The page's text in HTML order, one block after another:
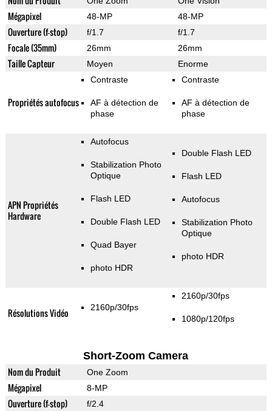
Mégapixel 48-MP 48-MP
Ouverture (f-stop) f/1.7 f/1.7
Focale (35mm) 26mm 26mm
Taille Capteur Moyen Enorme
Propriétés autofocus
Contraste
AF à détection de
phase
Contraste
AF à détection de
phase
APN Propriétés
Hardware
Autofocus
Stabilization Photo
Optique
Flash LED
Double Flash LED
Quad Bayer
photo HDR
Double Flash LED
Flash LED
Autofocus
Stabilization Photo
Optique
photo HDR
Résolutions Vidéo 2160p/30fps
2160p/30fps
1080p/120fps
Short-Zoom Camera
Nom du Produit One Zoom
Mégapixel 8-MP
Ouverture (f-stop) f/2.4